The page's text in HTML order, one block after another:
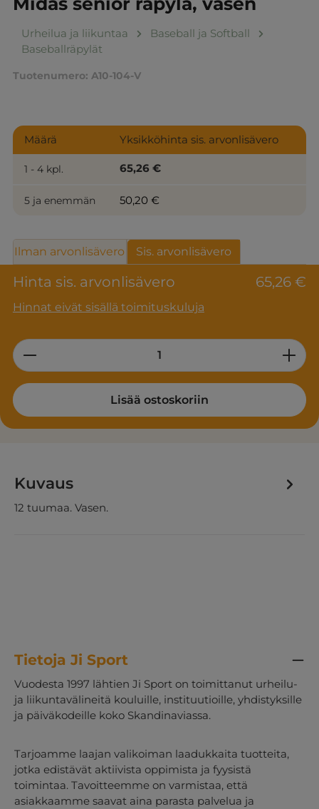
Urheilua ja liikuntaa
Baseball ja Softball
Baseballräpylät
Tuotenumero: A10-104-V
Hinta sis. arvonlisävero 65,26 €
Hinnat eivät sisällä toimituskuluja
Määrä Yksikköhinta sis. arvonlisävero
1 - 4 kpl. 65,26 €
5 ja enemmän 50,20 €
Ilman arvonlisävero Sis. arvonlisävero
Product Quantity: Enter the desired
Lisää ostoskoriin
Kuvaus
12 tuumaa. Vasen.
Tietoja Ji Sport
Vuodesta 1997 lähtien Ji Sport on toimittanut urheilu-
ja liikuntavälineitä kouluille, instituutioille, yhdistyksille
ja päiväkodeille koko Skandinaviassa.
Tarjoamme laajan valikoiman laadukkaita tuotteita,
jotka edistävät aktiivista oppimista ja fyysistä
toimintaa. Tavoitteemme on varmistaa, että
asiakkaamme saavat aina parasta palvelua ja